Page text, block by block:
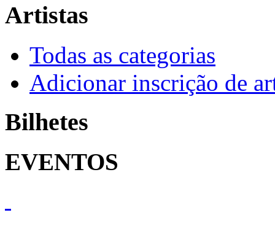
Artistas
Todas as categorias
Adicionar inscrição de
Bilhetes
EVENTOS